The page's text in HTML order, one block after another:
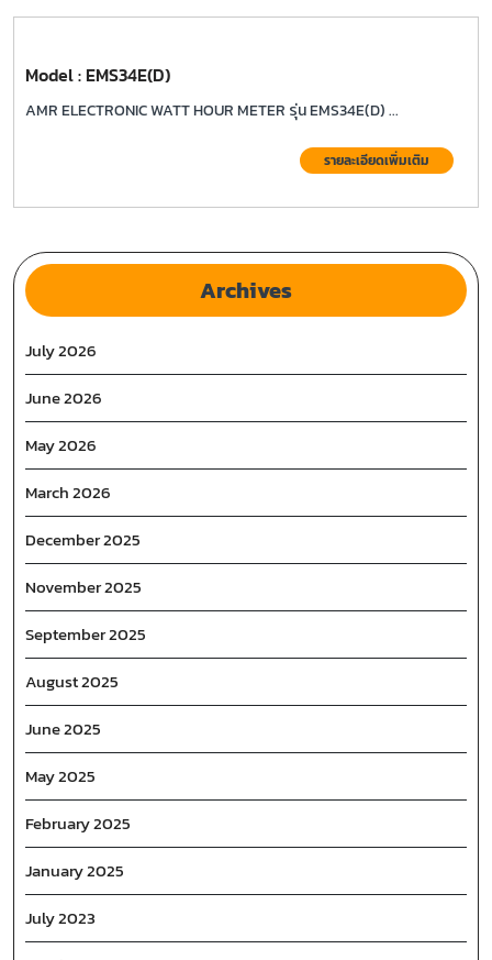
Model : EMS34E(D)
AMR ELECTRONIC WATT HOUR METER รุ่น EMS34E(D) ...
รายละเอียดเพิ่มเติม
Archives
July 2026
June 2026
May 2026
March 2026
December 2025
November 2025
September 2025
August 2025
June 2025
May 2025
February 2025
January 2025
July 2023